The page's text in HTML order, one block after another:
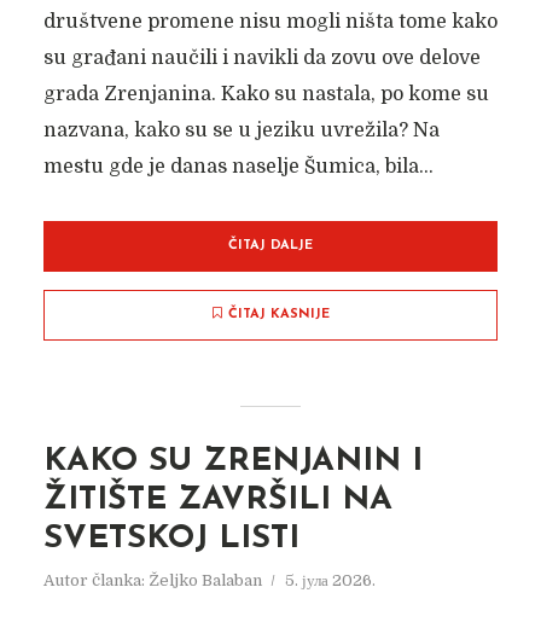
TISA
Autor članka: Nadica Jakovljev 5. септембра 2021.
društvene promene nisu mogli ništa tome kako
su građani naučili i navikli da zovu ove delove
grada Zrenjanina. Kako su nastala, po kome su
nazvana, kako su se u jeziku uvrežila? Na
mestu gde je danas naselje Šumica, bila...
ČITAJ DALJE
ČITAJ KASNIJE
KAKO SU ZRENJANIN I
ŽITIŠTE ZAVRŠILI NA
SVETSKOJ LISTI
Autor članka: Željko Balaban 5. јула 2026.